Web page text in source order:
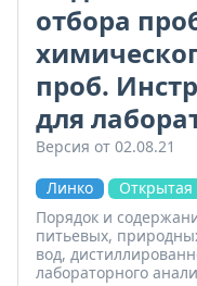
отбора
проб.
для
Версия от 02.08.21
Линко
Открытая
Порядок и
питьевых,
вод,
лабораторного